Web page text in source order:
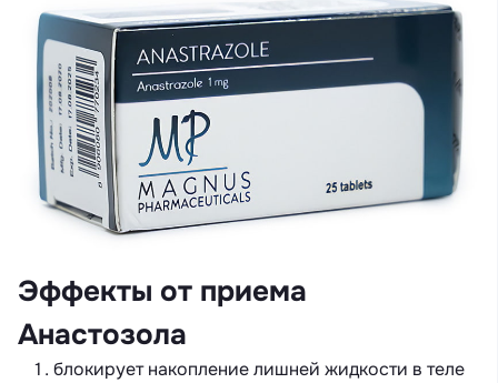
Эффекты от приема
Анастозола
блокирует накопление лишней жидкости в теле